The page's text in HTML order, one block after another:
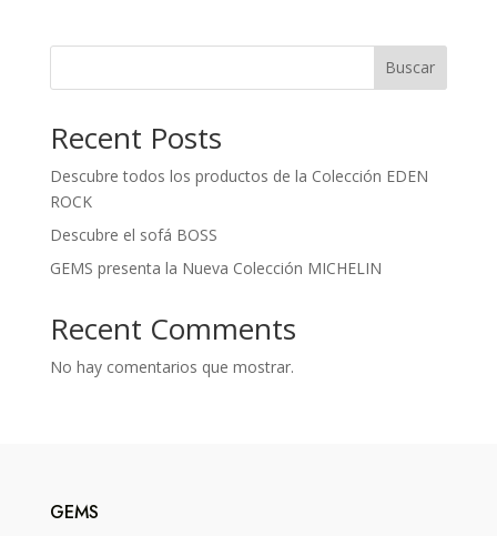
Buscar
Recent Posts
Descubre todos los productos de la Colección EDEN
ROCK
Descubre el sofá BOSS
GEMS presenta la Nueva Colección MICHELIN
Recent Comments
No hay comentarios que mostrar.
GEMS